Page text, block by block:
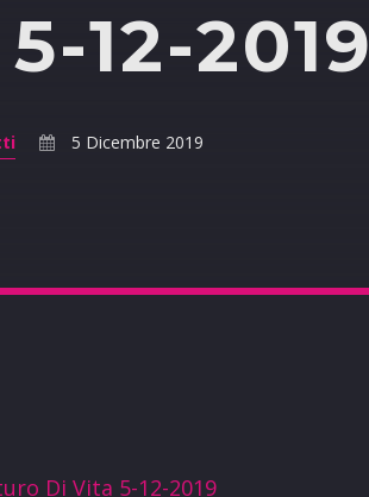
12-2019
5 Dicembre 2019
Di Vita 5-12-2019